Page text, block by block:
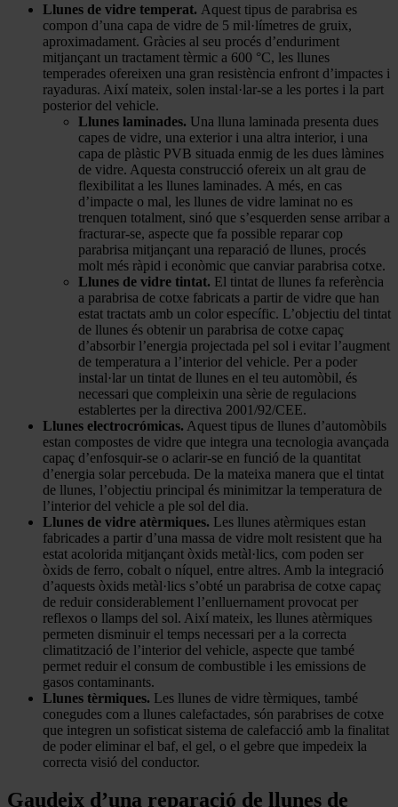
Llunes de vidre temperat. Aquest tipus de parabrisa es
compon d’una capa de vidre de 5 mil·límetres de gruix,
aproximadament. Gràcies al seu procés d’enduriment
mitjançant un tractament tèrmic a 600 °C, les llunes
temperades ofereixen una gran resistència enfront d’impactes i
rayaduras. Així mateix, solen instal·lar-se a les portes i la part
posterior del vehicle.
Llunes laminades. Una lluna laminada presenta dues
capes de vidre, una exterior i una altra interior, i una
capa de plàstic PVB situada enmig de les dues làmines
de vidre. Aquesta construcció ofereix un alt grau de
flexibilitat a les llunes laminades. A més, en cas
d’impacte o mal, les llunes de vidre laminat no es
trenquen totalment, sinó que s’esquerden sense arribar a
fracturar-se, aspecte que fa possible reparar cop
parabrisa mitjançant una reparació de llunes, procés
molt més ràpid i econòmic que canviar parabrisa cotxe.
Llunes de vidre tintat. El tintat de llunes fa referència
a parabrisa de cotxe fabricats a partir de vidre que han
estat tractats amb un color específic. L’objectiu del tintat
de llunes és obtenir un parabrisa de cotxe capaç
d’absorbir l’energia projectada pel sol i evitar l’augment
de temperatura a l’interior del vehicle. Per a poder
instal·lar un tintat de llunes en el teu automòbil, és
necessari que compleixin una sèrie de regulacions
establertes per la directiva 2001/92/CEE.
Llunes electrocrómicas. Aquest tipus de llunes d’automòbils
estan compostes de vidre que integra una tecnologia avançada
capaç d’enfosquir-se o aclarir-se en funció de la quantitat
d’energia solar percebuda. De la mateixa manera que el tintat
de llunes, l’objectiu principal és minimitzar la temperatura de
l’interior del vehicle a ple sol del dia.
Llunes de vidre atèrmiques. Les llunes atèrmiques estan
fabricades a partir d’una massa de vidre molt resistent que ha
estat acolorida mitjançant òxids metàl·lics, com poden ser
òxids de ferro, cobalt o níquel, entre altres. Amb la integració
d’aquests òxids metàl·lics s’obté un parabrisa de cotxe capaç
de reduir considerablement l’enlluernament provocat per
reflexos o llamps del sol. Així mateix, les llunes atèrmiques
permeten disminuir el temps necessari per a la correcta
climatització de l’interior del vehicle, aspecte que també
permet reduir el consum de combustible i les emissions de
gasos contaminants.
Llunes tèrmiques. Les llunes de vidre tèrmiques, també
conegudes com a llunes calefactades, són parabrises de cotxe
que integren un sofisticat sistema de calefacció amb la finalitat
de poder eliminar el baf, el gel, o el gebre que impedeix la
correcta visió del conductor.
Gaudeix d’una reparació de llunes de